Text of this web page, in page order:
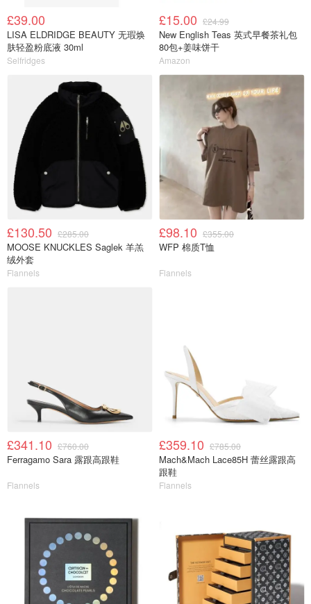
£39.00
LISA ELDRIDGE BEAUTY 无瑕焕
肤轻盈粉底液 30ml
Selfridges
£15.00 £24.99
New English Teas 英式早餐茶礼包
80包+姜味饼干
Amazon
£130.50 £285.00
MOOSE KNUCKLES Saglek 羊羔
绒外套
Flannels
£98.10 £355.00
WFP 棉质T恤
Flannels
£341.10 £760.00
Ferragamo Sara 露跟高跟鞋
Flannels
£359.10 £785.00
Mach&Mach Lace85H 蕾丝露跟高
跟鞋
Flannels